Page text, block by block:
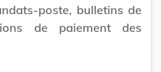
poste, bulletins de
de paiement des